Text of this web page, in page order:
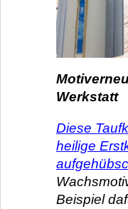
Werkstatt
Diese
heilige
Beispiel